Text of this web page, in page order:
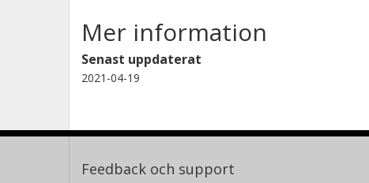
Mer information
Senast uppdaterat
2021-04-19
Feedback och support